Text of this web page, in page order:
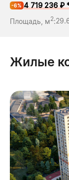
-6% 4 719 236 ₽
Площадь, м2:
Жилые